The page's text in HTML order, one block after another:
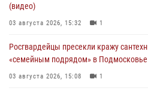
(видео)
03 августа 2026, 15:32 1
Росгвардейцы пресекли кражу
«семейным подрядом» в
03 августа 2026, 15:08 1